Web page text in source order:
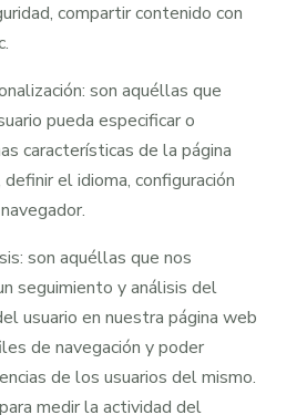
compartir contenido con
son aquéllas que
pueda especificar o
características de la página
el idioma, configuración
son aquéllas que nos
seguimiento y análisis del
usuario en nuestra página web
de navegación y poder
de los usuarios del mismo.
medir la actividad del